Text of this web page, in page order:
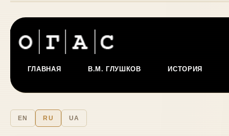
ГЛАВНАЯ В.М. ГЛУШКОВ ИСТОРИЯ
EN RU UA